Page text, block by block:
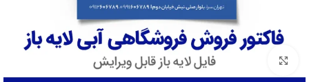
بزرگنمایی تصویر